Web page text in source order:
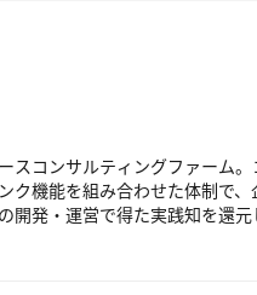
スコンサルティングファーム
ク機能を組み合わせた体制で、
発・運営で得た実践知を還元
長を目指す。